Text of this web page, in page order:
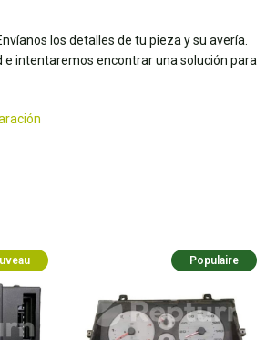
los detalles de tu pieza y su avería.
e intentaremos encontrar una solución para
Populaire